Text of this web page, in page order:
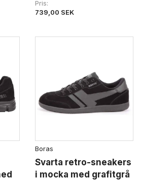
Pris
739,00 SEK
Boras
Svarta retro-sneakers
i mocka med grafitgrå